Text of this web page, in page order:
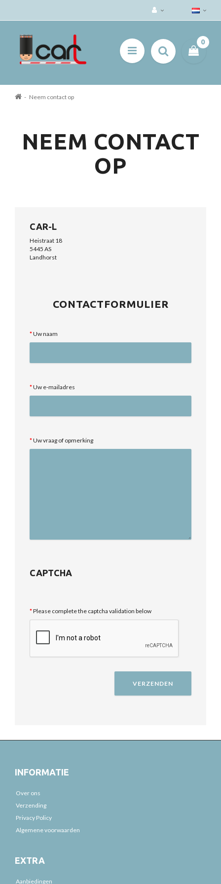
0
Neem contact op
NEEM CONTACT
OP
CAR-L
Heistraat 18
5445 AS
Landhorst
CONTACTFORMULIER
Uw naam
Uw e-mailadres
Uw vraag of opmerking
CAPTCHA
Please complete the captcha validation below
INFORMATIE
Over ons
Verzending
Privacy Policy
Algemene voorwaarden
EXTRA
Aanbiedingen